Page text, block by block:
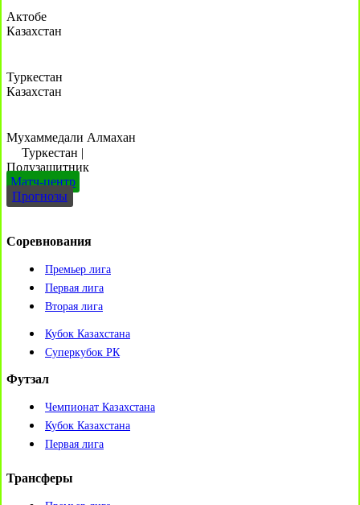
Актобе
Казахстан
Туркестан
Казахстан
Мухаммедали Алмахан
Туркестан |
Полузащитник
Матч-центр
Прогнозы
Соревнования
Премьер лига
Первая лига
Вторая лига
Кубок Казахстана
Суперкубок РК
Футзал
Чемпионат Казахстана
Кубок Казахстана
Первая лига
Трансферы